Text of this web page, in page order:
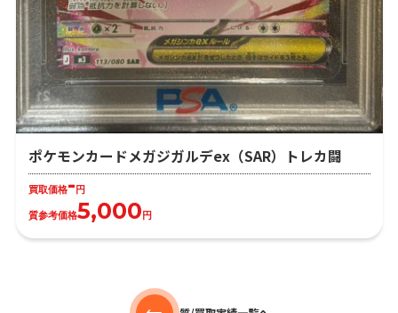
ポケモンカードメガジガルデex（SAR）トレカ闘
買取価格- 円
質参考価格5,000 円